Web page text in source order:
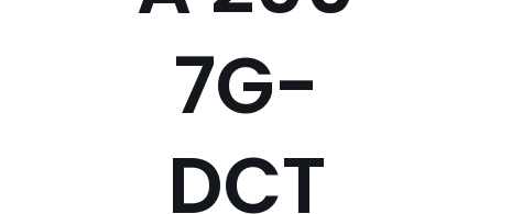
7G-
DCT